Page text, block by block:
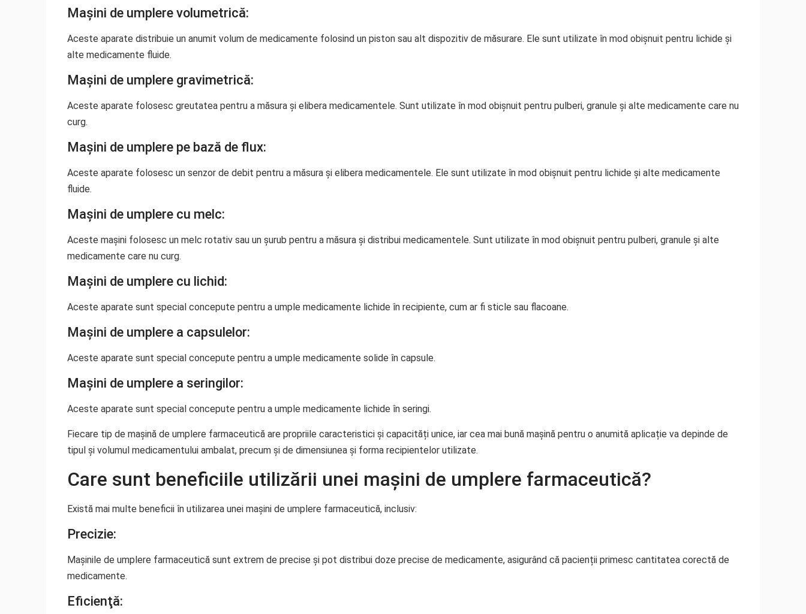
Mașini de umplere volumetrică:
Aceste aparate distribuie un anumit volum de medicamente folosind un piston sau alt dispozitiv de măsurare. Ele sunt utilizate în mod obișnuit pentru lichide și
alte medicamente fluide.
Mașini de umplere gravimetrică:
Aceste aparate folosesc greutatea pentru a măsura și elibera medicamentele. Sunt utilizate în mod obișnuit pentru pulberi, granule și alte medicamente care nu
curg.
Mașini de umplere pe bază de flux:
Aceste aparate folosesc un senzor de debit pentru a măsura și elibera medicamentele. Ele sunt utilizate în mod obișnuit pentru lichide și alte medicamente
fluide.
Mașini de umplere cu melc:
Aceste mașini folosesc un melc rotativ sau un șurub pentru a măsura și distribui medicamentele. Sunt utilizate în mod obișnuit pentru pulberi, granule și alte
medicamente care nu curg.
Mașini de umplere cu lichid:
Aceste aparate sunt special concepute pentru a umple medicamente lichide în recipiente, cum ar fi sticle sau flacoane.
Mașini de umplere a capsulelor:
Aceste aparate sunt special concepute pentru a umple medicamente solide în capsule.
Mașini de umplere a seringilor:
Aceste aparate sunt special concepute pentru a umple medicamente lichide în seringi.
Fiecare tip de mașină de umplere farmaceutică are propriile caracteristici și capacități unice, iar cea mai bună mașină pentru o anumită aplicație va depinde de
tipul și volumul medicamentului ambalat, precum și de dimensiunea și forma recipientelor utilizate.
Care sunt beneficiile utilizării unei mașini de umplere farmaceutică?
Există mai multe beneficii în utilizarea unei mașini de umplere farmaceutică, inclusiv:
Precizie:
Mașinile de umplere farmaceutică sunt extrem de precise și pot distribui doze precise de medicamente, asigurând că pacienții primesc cantitatea corectă de
medicamente.
Eficienţă: